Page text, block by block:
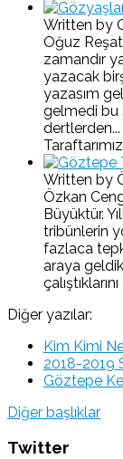
Written by
Oğuz
zamandır
yazacak
yazasım
gelmedi bu
dertlerden...
Written by
Özkan
Büyüktür.
tribünlerin
fazlaca
araya
Diğer yazılar:
Kim Kimi
2018-2019
Göztepe
Diğer başlıklar
Twitter